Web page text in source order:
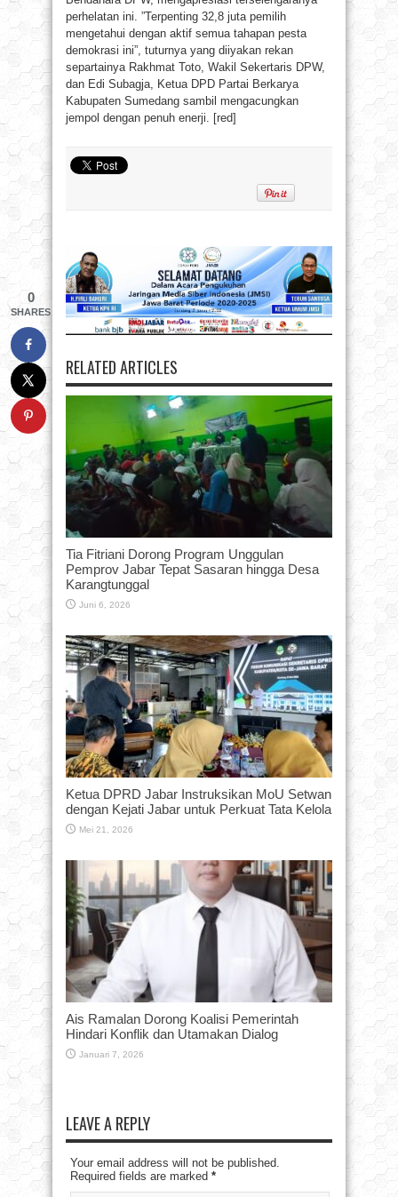
perhelatan ini. ”Terpenting 32,8 juta pemilih
mengetahui dengan aktif semua tahapan pesta
demokrasi ini”, tuturnya yang diiyakan rekan
separtainya Rakhmat Toto, Wakil Sekertaris DPW,
dan Edi Subagja, Ketua DPD Partai Berkarya
Kabupaten Sumedang sambil mengacungkan
jempol dengan penuh enerji. [red]
RELATED ARTICLES
Tia Fitriani Dorong Program Unggulan
Pemprov Jabar Tepat Sasaran hingga Desa
Karangtunggal
Juni 6, 2026
Ketua DPRD Jabar Instruksikan MoU Setwan
dengan Kejati Jabar untuk Perkuat Tata Kelola
Mei 21, 2026
Ais Ramalan Dorong Koalisi Pemerintah
Hindari Konflik dan Utamakan Dialog
Januari 7, 2026
LEAVE A REPLY
Your email address will not be published.
Required fields are marked *
0
SHARES